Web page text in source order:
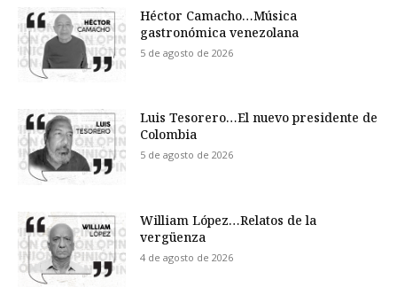
Héctor Camacho…Música
gastronómica venezolana
5 de agosto de 2026
Luis Tesorero…El nuevo presidente de
Colombia
5 de agosto de 2026
William López…Relatos de la
vergüenza
4 de agosto de 2026